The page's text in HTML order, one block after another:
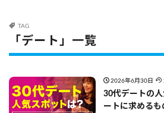
TAG
「デート」一覧
2026年6月30日
30代デートの
ートに求める